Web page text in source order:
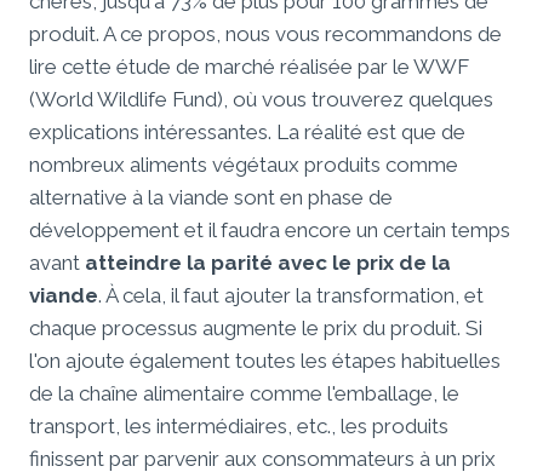
produit. A ce propos, nous vous recommandons de
lire cette étude de marché réalisée par le WWF
(World Wildlife Fund), où vous trouverez quelques
explications intéressantes. La réalité est que de
nombreux aliments végétaux produits comme
alternative à la viande sont en phase de
développement et il faudra encore un certain temps
avant atteindre la parité avec le prix de la
viande. À cela, il faut ajouter la transformation, et
chaque processus augmente le prix du produit. Si
l'on ajoute également toutes les étapes habituelles
de la chaîne alimentaire comme l'emballage, le
transport, les intermédiaires, etc., les produits
finissent par parvenir aux consommateurs à un prix